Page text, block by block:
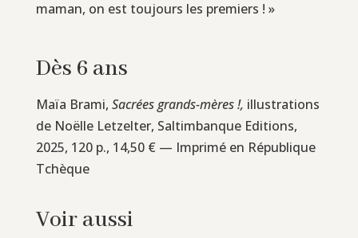
maman, on est toujours les premiers ! »
Dès 6 ans
Maïa Brami, Sacrées grands-mères !, illustrations
de Noëlle Letzelter, Saltimbanque Editions,
2025, 120 p., 14,50 € — Imprimé en République
Tchèque
Voir aussi